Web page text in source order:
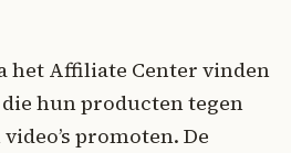
het Affiliate Center vinden
hun producten tegen
promoten. De